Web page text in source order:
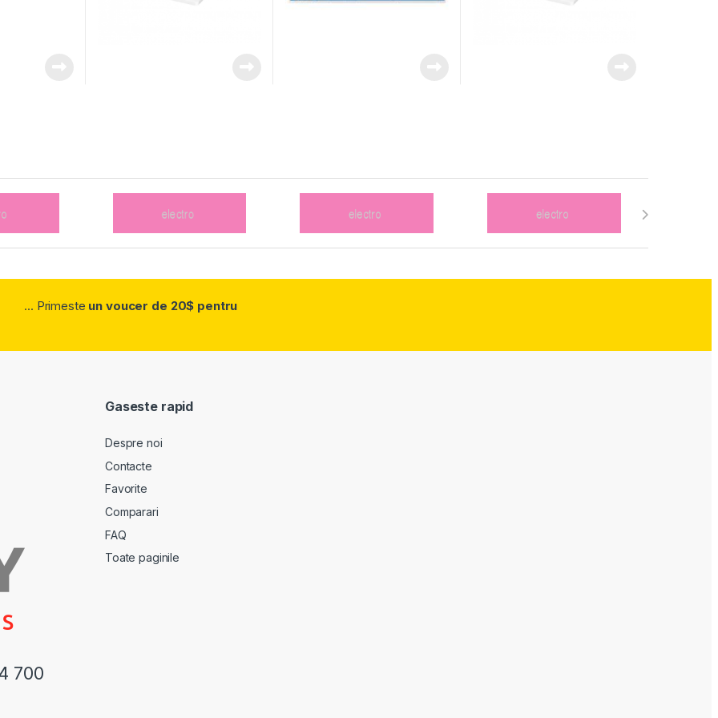
... Primeste un voucer de 20$ pentru
700
Gaseste rapid
Despre noi
Contacte
Favorite
Comparari
FAQ
Toate paginile